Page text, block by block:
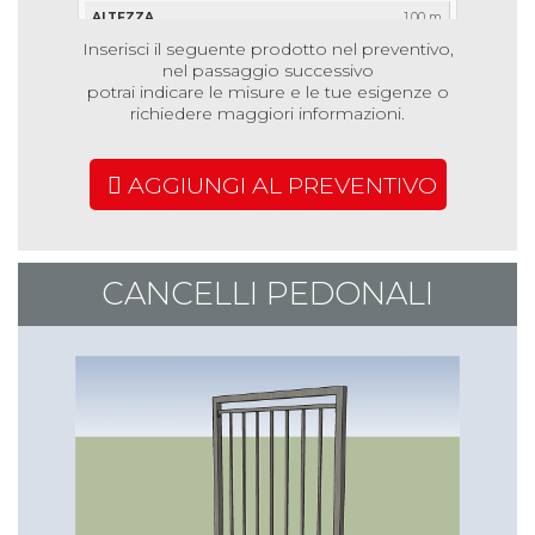
1,00 m
2,00 m
€ 17,91
€ 25,53
€ 41,91
Inserisci il seguente prodotto nel preventivo,
nel passaggio successivo
potrai indicare le misure e le tue esigenze o
richiedere maggiori informazioni.
AGGIUNGI AL PREVENTIVO
CANCELLI PEDONALI